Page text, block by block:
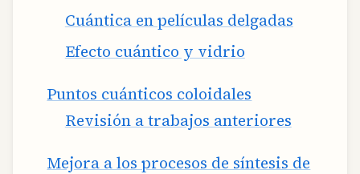
Cuántica en películas delgadas
Efecto cuántico y vidrio
Puntos cuánticos coloidales
Revisión a trabajos anteriores
Mejora a los procesos de síntesis de